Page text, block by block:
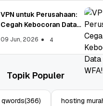
VPN untuk Perusahaan:
Cegah Kebocoran Data
09 Jun, 2026 4
Topik Populer
qwords(366) hosting